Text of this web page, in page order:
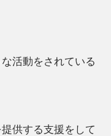
活動をされている
供する支援をして